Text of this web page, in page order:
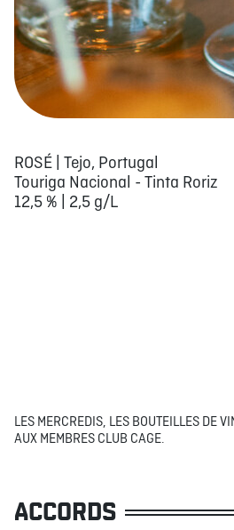
ROSÉ | Tejo, Portugal
Touriga Nacional - Tinta Roriz
12,5 % | 2,5 g/L
LES MERCREDIS, LES BOUTEILLES DE
AUX MEMBRES CLUB CAGE.
ACCORDS